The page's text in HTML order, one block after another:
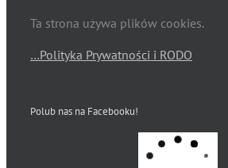
Ta strona używa plików cookies.
…Polityka Prywatności i RODO
Polub nas na Facebooku!